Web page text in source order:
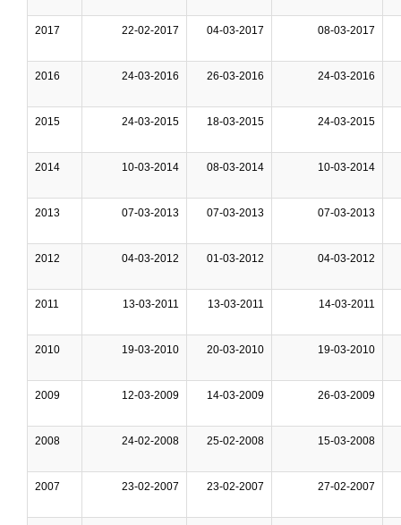
2017 22-02-2017 04-03-2017 08-03-2017
2016 24-03-2016 26-03-2016 24-03-2016
2015 24-03-2015 18-03-2015 24-03-2015
2014 10-03-2014 08-03-2014 10-03-2014
2013 07-03-2013 07-03-2013 07-03-2013
2012 04-03-2012 01-03-2012 04-03-2012
2011 13-03-2011 13-03-2011 14-03-2011
2010 19-03-2010 20-03-2010 19-03-2010
2009 12-03-2009 14-03-2009 26-03-2009
2008 24-02-2008 25-02-2008 15-03-2008
2007 23-02-2007 23-02-2007 27-02-2007